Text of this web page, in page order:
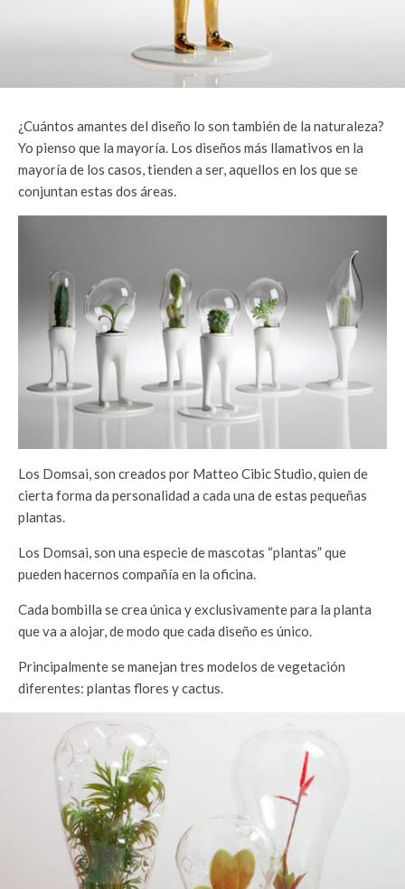
¿Cuántos amantes del diseño lo son también de la naturaleza?
Yo pienso que la mayoría. Los diseños más llamativos en la
mayoría de los casos, tienden a ser, aquellos en los que se
conjuntan estas dos áreas.
Los Domsai, son creados por Matteo Cibic Studio, quien de
cierta forma da personalidad a cada una de estas pequeñas
plantas.
Los Domsai, son una especie de mascotas “plantas” que
pueden hacernos compañía en la oficina.
Cada bombilla se crea única y exclusivamente para la planta
que va a alojar, de modo que cada diseño es único.
Principalmente se manejan tres modelos de vegetación
diferentes: plantas flores y cactus.